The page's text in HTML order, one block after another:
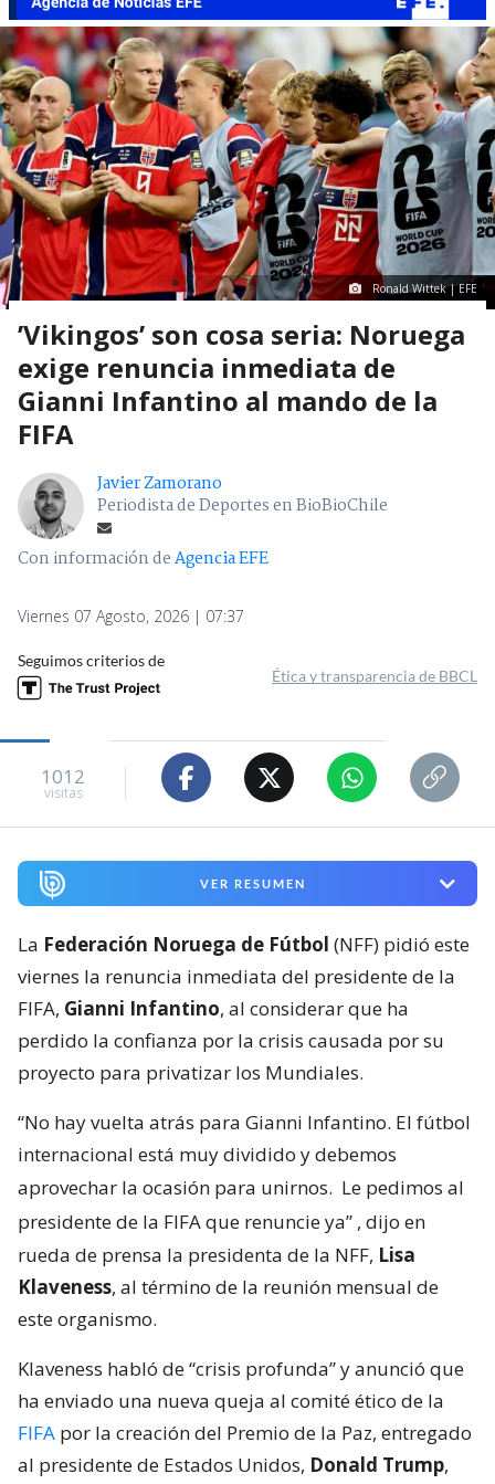
Ronald Wittek | EFE
’Vikingos’ son cosa seria: Noruega
exige renuncia inmediata de
Gianni Infantino al mando de la
FIFA
Javier Zamorano
Periodista de Deportes en BioBioChile
Con información deAgencia EFE
Viernes 07 Agosto, 2026 | 07:37
Seguimos criterios de
Ética y transparencia de BBCL
1012
visitas
VER RESUMEN
La Federación Noruega de Fútbol (NFF) pidió este
viernes la renuncia inmediata del presidente de la
FIFA, Gianni Infantino, al considerar que ha
perdido la confianza por la crisis causada por su
proyecto para privatizar los Mundiales.
“No hay vuelta atrás para Gianni Infantino. El fútbol
internacional está muy dividido y debemos
aprovechar la ocasión para unirnos. Le pedimos al
presidente de la FIFA que renuncie ya” , dijo en
rueda de prensa la presidenta de la NFF, Lisa
Klaveness, al término de la reunión mensual de
este organismo.
Klaveness habló de “crisis profunda” y anunció que
ha enviado una nueva queja al comité ético de la
FIFA por la creación del Premio de la Paz, entregado
al presidente de Estados Unidos, Donald Trump,